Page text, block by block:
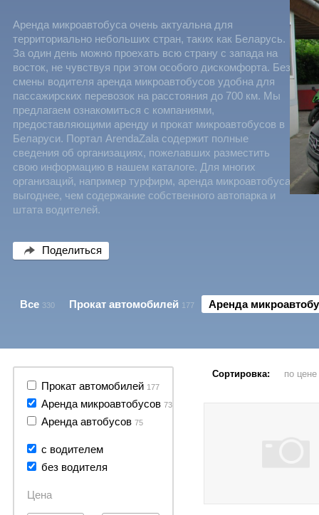
Аренда микроавтобуса очень актуальна для
территориально небольших стран, таких как Беларусь.
За один день можно проехать всю страну с запада на
восток, не чувствуя при этом особого дискомфорта. Без
смены водителя аренда микроавтобусов удобна для
пассажирских перевозок на расстояния до 700 км. Мы
предлагаем ознакомиться с компаниями,
предоставляющими аренду и прокат микроавтобусов в
Беларуси. Портал ArendaZala содержит полные
сведения об организациях, пожелавших разместить
свою информацию в нашем каталоге. Для многих
организаций, например турфирм, аренда микроавтобуса
выгоднее, чем содержание собственного автопарка и
штата водителей.
Поделиться
Все 330 Прокат автомобилей 177 Аренда
Прокат автомобилей 177
Аренда микроавтобусов 73
Аренда автобусов 75
с водителем
без водителя
Цена
Сортировка: по цене